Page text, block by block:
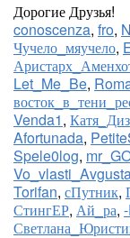
Дорогие Друзья!
conoscenza, fro,
Чучело_мяучело,
Let_Me_Be,
Venda1,
Afortunada,
Spele0log,
Torifan, сПутник,
СтингЕР, Ай_ра,